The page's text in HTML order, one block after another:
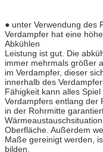
● unter Verwendung des
Verdampfer hat eine
Abkühlen
Leistung ist gut. Die
immer mehrmals größer
im Verdampfer, dieser
innerhalb des
Fähigkeit kann alles
Verdampfers entlang der
in der Rohrmitte
Oberfläche. Außerdem
Maße gereinigt werden,
bilden,